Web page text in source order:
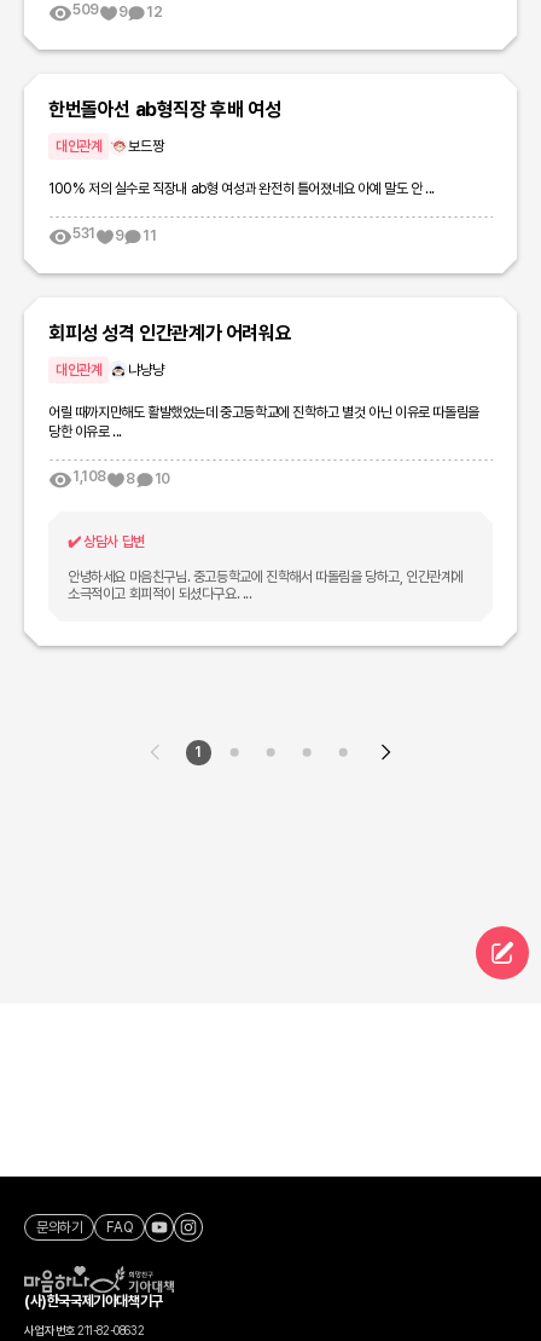
509 9 12
한번돌아선 ab형직장 후배 여성
대인관계 보드짱
100% 저의 실수로 직장내 ab형 여성과 완전히 틀어졌네요 아예 말도 안 ...
531 9 11
회피성 성격 인간관계가 어려워요
대인관계 냐냥냥
어릴 때까지만해도 활발했었는데 중고등학교에 진학하고 별것 아닌 이유로 따돌림을
당한 이유로 ...
1,108 8 10
✔️상담사 답변
안녕하세요 마음친구님. 중고등학교에 진학해서 따돌림을 당하고, 인간관계에
소극적이고 회피적이 되셨다구요. ...
1
(사)한국국제기아대책기구
사업자번호211-82-08632
문의하기 FAQ